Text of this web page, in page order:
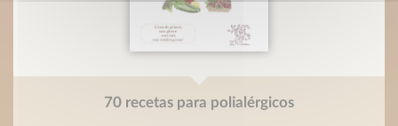
70 recetas para polialérgicos